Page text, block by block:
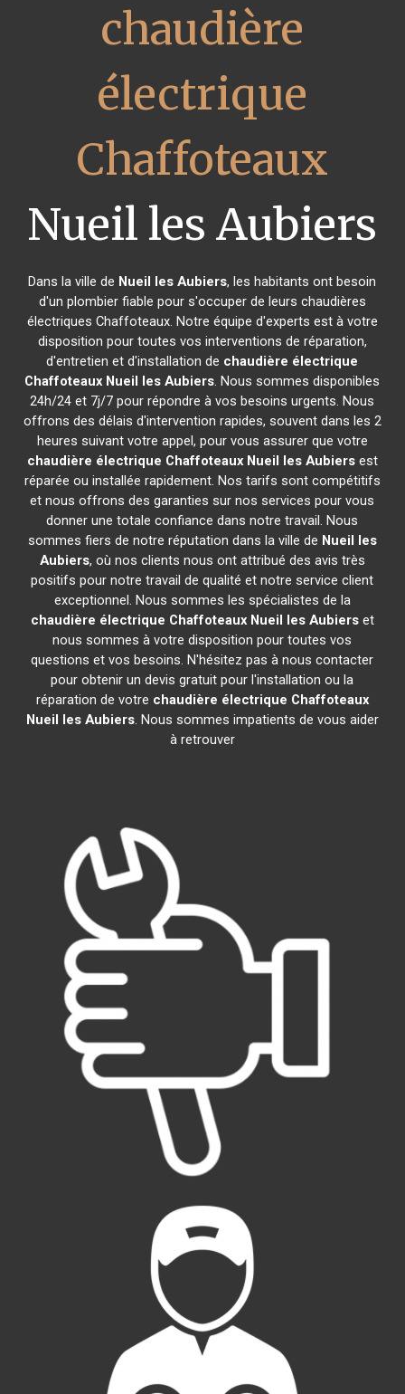
chaudière
électrique
Chaffoteaux
Nueil les Aubiers
Dans la ville de Nueil les Aubiers, les habitants ont besoin
d'un plombier fiable pour s'occuper de leurs chaudières
électriques Chaffoteaux. Notre équipe d'experts est à votre
disposition pour toutes vos interventions de réparation,
d'entretien et d'installation de chaudière électrique
Chaffoteaux Nueil les Aubiers. Nous sommes disponibles
24h/24 et 7j/7 pour répondre à vos besoins urgents. Nous
offrons des délais d'intervention rapides, souvent dans les 2
heures suivant votre appel, pour vous assurer que votre
chaudière électrique Chaffoteaux Nueil les Aubiersest
réparée ou installée rapidement. Nos tarifs sont compétitifs
et nous offrons des garanties sur nos services pour vous
donner une totale confiance dans notre travail. Nous
sommes fiers de notre réputation dans la ville de Nueil les
Aubiers, où nos clients nous ont attribué des avis très
positifs pour notre travail de qualité et notre service client
exceptionnel. Nous sommes les spécialistes de la
chaudière électrique Chaffoteaux Nueil les Aubierset
nous sommes à votre disposition pour toutes vos
questions et vos besoins. N'hésitez pas à nous contacter
pour obtenir un devis gratuit pour l'installation ou la
réparation de votre chaudière électrique Chaffoteaux
Nueil les Aubiers. Nous sommes impatients de vous aider
à retrouver